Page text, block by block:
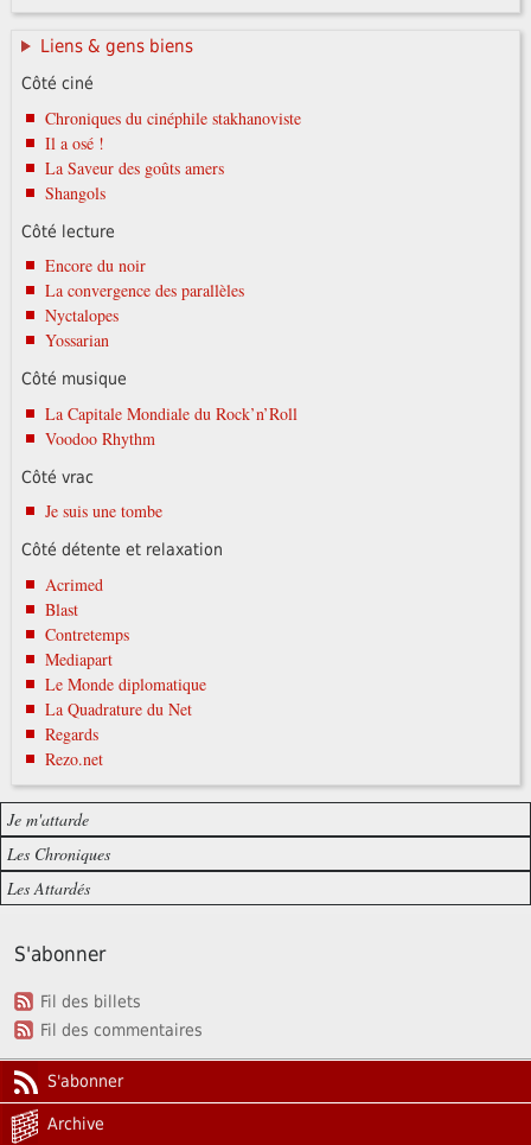
Liens & gens biens
Côté ciné
Chroniques du cinéphile stakhanoviste
Il a osé !
La Saveur des goûts amers
Shangols
Côté lecture
Encore du noir
La convergence des parallèles
Nyctalopes
Yossarian
Côté musique
La Capitale Mondiale du Rock’n’Roll
Voodoo Rhythm
Côté vrac
Je suis une tombe
Côté détente et relaxation
Acrimed
Blast
Contretemps
Mediapart
Le Monde diplomatique
La Quadrature du Net
Regards
Rezo.net
Je m'attarde
Les Chroniques
Les Attardés
S'abonner
Fil des billets
Fil des commentaires
S'abonner
Archive